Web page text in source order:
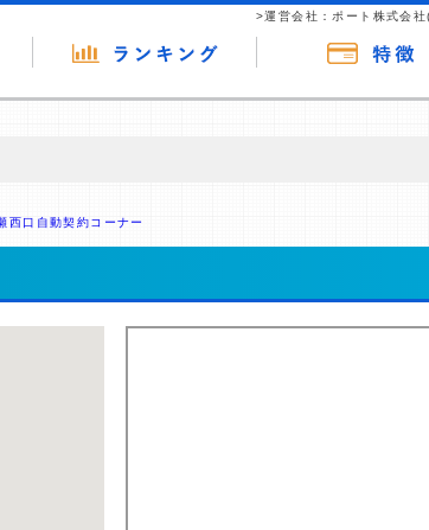
>運営会社：ポート株式会
西口自動契約コーナー